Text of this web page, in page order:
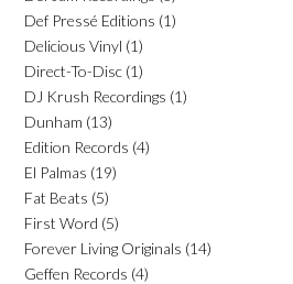
Def Pressé Editions (1)
Delicious Vinyl (1)
Direct-To-Disc (1)
DJ Krush Recordings (1)
Dunham (13)
Edition Records (4)
El Palmas (19)
Fat Beats (5)
First Word (5)
Forever Living Originals (14)
Geffen Records (4)